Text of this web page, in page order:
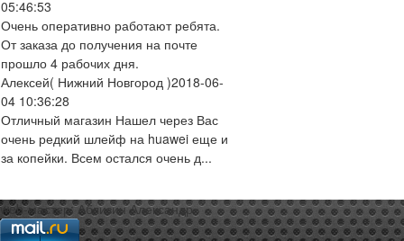
05:46:53
Очень оперативно работают ребята.
От заказа до получения на почте
прошло 4 рабочих дня.
Алексей( Нижний Новгород )2018-06-
04 10:36:28
Отличный магазин Нашел через Вас
очень редкий шлейф на huawei еще и
за копейки. Всем остался очень д...
web-мастер:Аблизин Александр